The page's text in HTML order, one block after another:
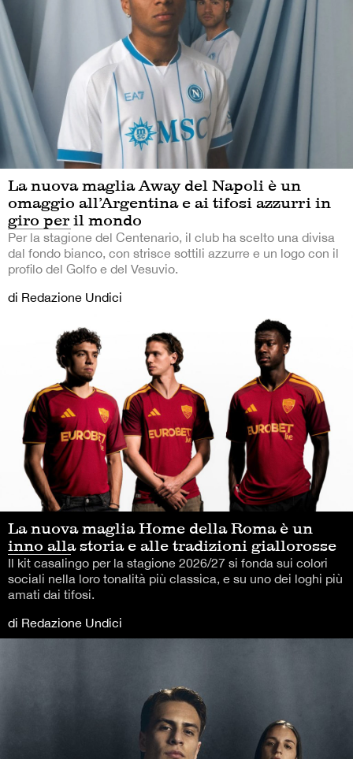
La nuova maglia Away del Napoli è un
omaggio all’Argentina e ai tifosi azzurri in
giro per il mondo
Per la stagione del Centenario, il club ha scelto una divisa
dal fondo bianco, con strisce sottili azzurre e un logo con il
profilo del Golfo e del Vesuvio.
di Redazione Undici
La nuova maglia Home della Roma è un
inno alla storia e alle tradizioni giallorosse
Il kit casalingo per la stagione 2026/27 si fonda sui colori
sociali nella loro tonalità più classica, e su uno dei loghi più
amati dai tifosi.
di Redazione Undici